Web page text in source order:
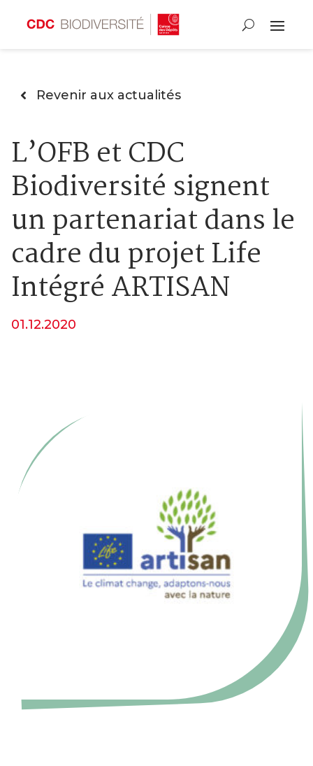
Revenir aux actualités
L’OFB et CDC
Biodiversité signent
un partenariat dans le
cadre du projet Life
Intégré ARTISAN
01.12.2020